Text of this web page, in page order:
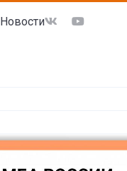
Новости